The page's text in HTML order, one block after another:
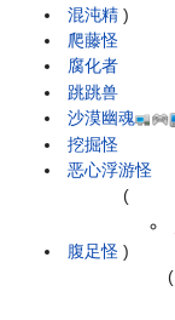
混沌精 )
爬藤怪
腐化者
跳跳兽
沙漠幽魂
挖掘怪
恶心浮游怪
腹足怪
(
)
(